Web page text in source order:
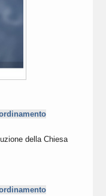
della Chiesa